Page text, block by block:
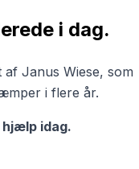
i dag.
Janus Wiese, som
i flere år.
idag.